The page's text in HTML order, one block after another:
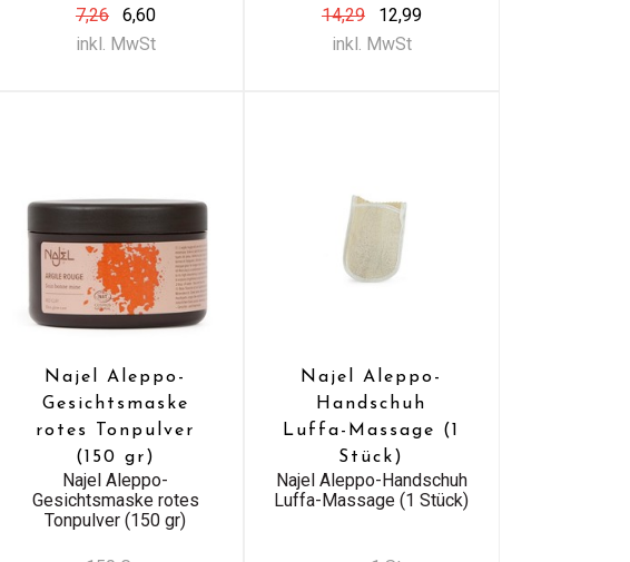
7,26
6,60
inkl. MwSt
14,29
12,99
inkl. MwSt
Najel Aleppo-
Gesichtsmaske
rotes Tonpulver
(150 gr)
Najel Aleppo-
Gesichtsmaske rotes
Tonpulver (150 gr)
Najel Aleppo-
Handschuh
Luffa-Massage (1
Stück)
Najel Aleppo-Handschuh
Luffa-Massage (1 Stück)